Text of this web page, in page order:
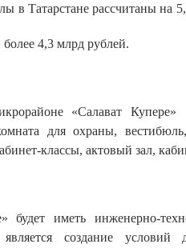
в Татарстане рассчитаны на
4,3 млрд рублей.
«Салават
для охраны,
классы, актовый зал,
иметь инженерно-
создание условий